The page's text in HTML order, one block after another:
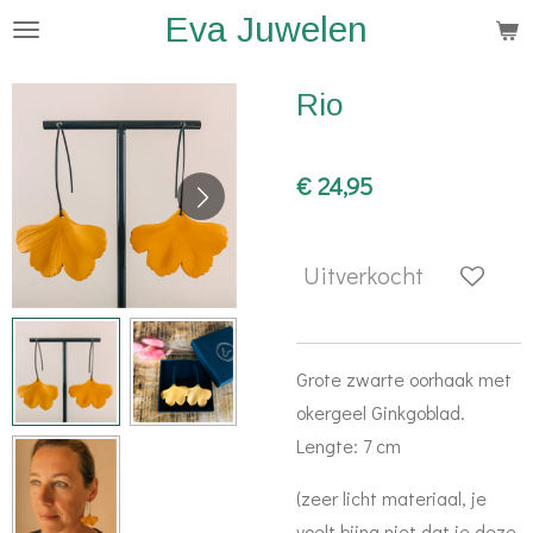
Ga
hoofdinhoud
Eva Juwelen
Rio
€ 24,95
Uitverkocht
Grote zwarte oorhaak met
okergeel Ginkgoblad.
Lengte: 7 cm
(zeer licht materiaal, je